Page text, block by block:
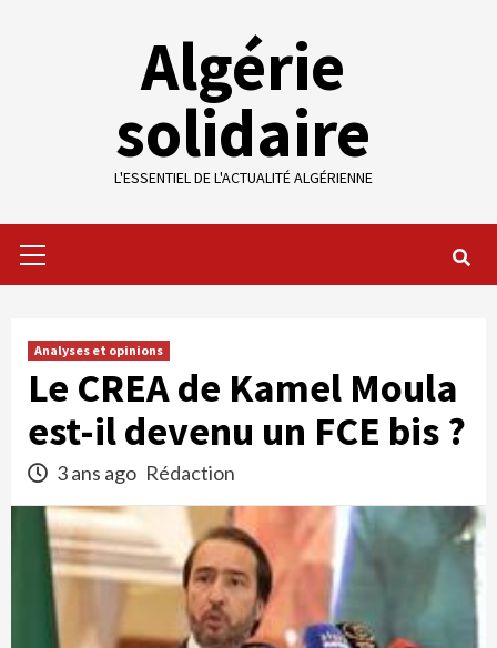
Algérie
solidaire
L'ESSENTIEL DE L'ACTUALITÉ ALGÉRIENNE
Menu
Analyses et opinions
Le CREA de Kamel Moula
est-il devenu un FCE bis ?
3 ans ago Rédaction